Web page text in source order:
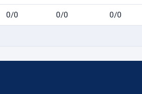
0/0
0/0
0/0